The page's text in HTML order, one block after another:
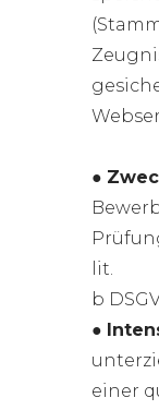
●
lit.
b
●
einer